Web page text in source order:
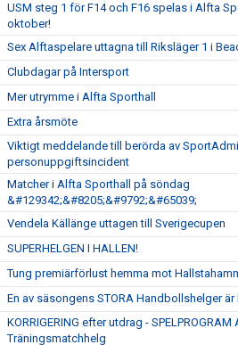
USM steg 1 för F14 och F16 spelas i Alfta
oktober!
Sex Alftaspelare uttagna till Riksläger 1 i
Clubdagar på Intersport
Mer utrymme i Alfta Sporthall
Extra årsmöte
Viktigt meddelande till berörda av
personuppgiftsincident
Matcher i Alfta Sporthall på söndag
&#129342;&#8205;&#9792;&#65039;
Vendela Källänge uttagen till Sverigecupen
SUPERHELGEN I HALLEN!
Tung premiärförlust hemma mot
En av säsongens STORA Handbollshelger är
KORRIGERING efter utdrag - SPELPROGRAM
Träningsmatchhelg